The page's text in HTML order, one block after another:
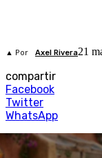
▲ Por Axel Rivera21
compartir
Facebook
Twitter
WhatsApp